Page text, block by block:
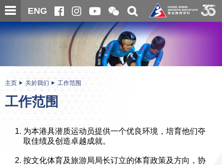
跳
至
主
内
ENG
开
合
微
信
二
维
码
关
搜
寻
主
内
主页 关於我们 工作范围
工作范围
为本港具潜质运动员提供一个优良环境，培育他们夺
取佳绩及创造卓越成就。
按文化体育及旅游局局长订立的体育政策及方向，协